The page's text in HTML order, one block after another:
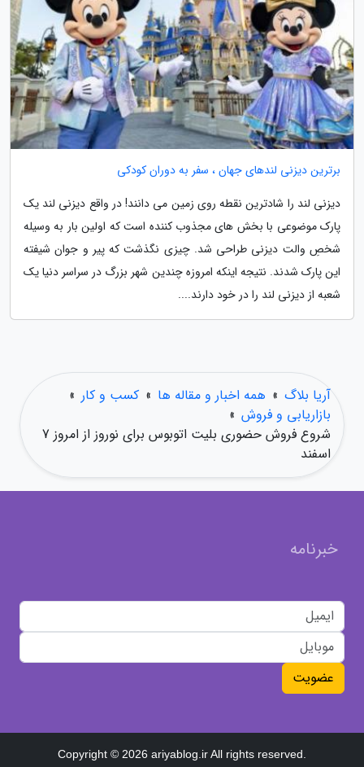
برترین دیزنی لندهای جهان ، سفر به دوران کودکی
دیزنی لند را شادترین نقطه روی زمین می دانند! در واقع دیزنی لند یک
پارک موضوعی با بخش های مجذوب کننده است که اولین بار به وسیله
شخصِ والت دیزنی طراحی شد. چیزی نگذشت که پیر و جوان شیفته
این پارک شدند. نتیجه اینکه امروزه چندین شهر بزرگ در سراسر دنیا یک
شعبه از دیزنی لند را در خود دارند....
آریا بلاگ » همه اخبار و مقاله ها » کسب و کار »
بازاریابی و فروش »
شروع فروش حضوری بلیت اتوبوس برای نوروز از امروز 7
اسفند
خبرنامه
عضویت
Copyright © 2026 ariyablog.ir All rights reserved.